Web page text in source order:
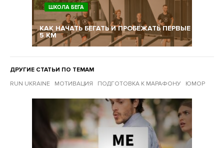
ШКОЛА БЕГА
КАК НАЧАТЬ БЕГАТЬ И ПРОБЕЖАТЬ ПЕРВЫЕ
5 КМ
ДРУГИЕ СТАТЬИ ПО ТЕМАМ
RUN UKRAINE
МОТИВАЦИЯ ПОДГОТОВКА К МАРАФОНУ ЮМОР
Другие статьи по темам